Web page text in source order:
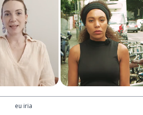
eu iria